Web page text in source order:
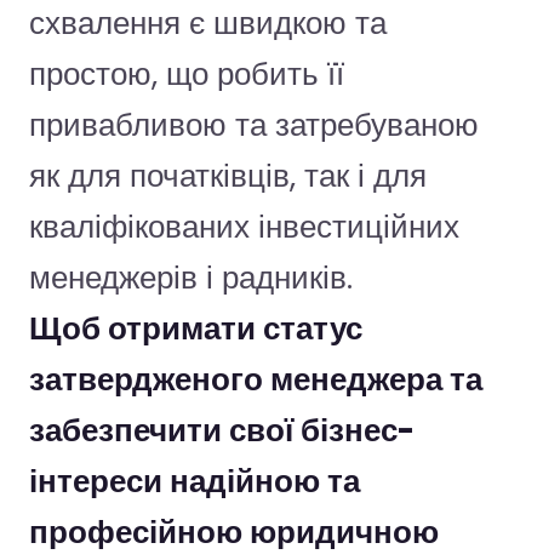
схвалення є швидкою та
простою, що робить її
привабливою та затребуваною
як для початківців, так і для
кваліфікованих інвестиційних
менеджерів і радників.
Щоб отримати статус
затвердженого менеджера та
забезпечити свої бізнес-
інтереси надійною та
професійною юридичною